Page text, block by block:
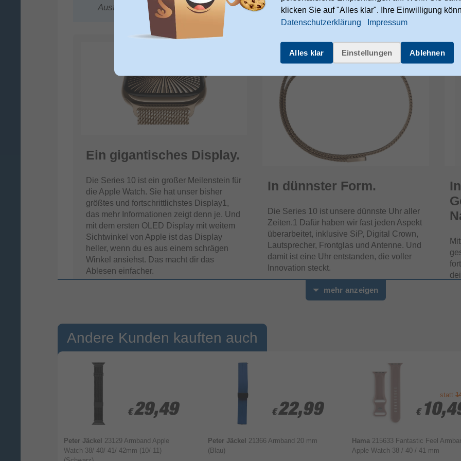
Ausflüge ins Wasser
Ein gigantisches Display.
Die Series 10 ist ein großer Meilenstein für
die Apple Watch. Sie hat unser bisher
größtes und fortschrittlichstes Display1,
das mehr Informationen zeigt denn je. Und
mit dem ersten OLED Display mit weitem
Sichtwinkel von Apple ist das Display
heller, wenn du es aus einem schrägen
Winkel ansiehst. Das macht dir das
Ablesen einfacher.
In dünnster Form.
Die Series 10 ist unsere dünnste Uhr aller
Zeiten.1 Dafür haben wir fast jeden Aspekt
überarbeitet, inklusive SiP, Digital Crown,
Lautsprecher, Frontglas und Antenne. Und
damit ist eine Uhr entstanden, die voller
Innovation steckt.
Schließe deine Ringe
Auch beim Schnorcheln
mehr anzeigen
Andere Kunden kauften auch
€ 29,49
€ 29,49
Peter Jäckel 23129 Armband Apple
Watch 38/ 40/ 41/ 42mm (10/ 11)
€ 22,99
€ 22,99
Peter Jäckel 21366 Armband 20 mm
(Blau)
statt
€
€
Hama 215633 Fantastic Feel
Apple Watch 38 / 40 / 41 mm
klicken Sie auf "Alles klar". Ihre Einwilligung
Datenschutzerklärung
Impressum
Alles klar Einstellungen Ablehnen